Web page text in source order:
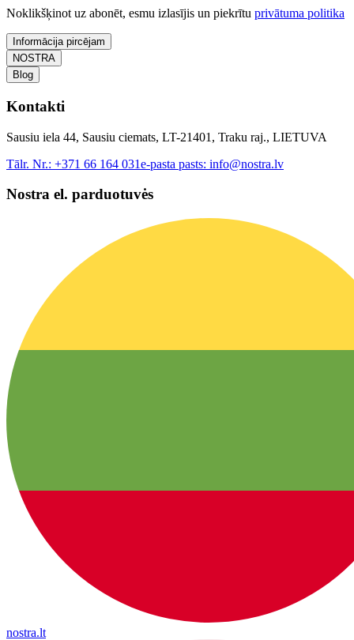
Noklikšķinot uz abonēt, esmu izlasījis un piekrītu privātuma politika
Informācija pircējam
NOSTRA
Blog
Kontakti
Sausiu iela 44, Sausiu ciemats, LT-21401, Traku raj., LIETUVA
Tālr. Nr.: +371 66 164 031e-pasta pasts: info@nostra.lv
Nostra el. parduotuvės
nostra.lt